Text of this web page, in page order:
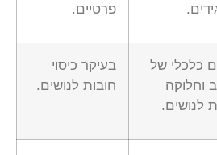
פרטיים.
כלכלי של
וחלוקה
לנושים.
בעיקר כיסוי
חובות לנושים.